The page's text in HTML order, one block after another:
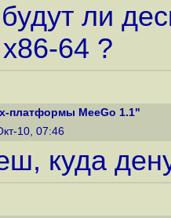
ли
64 ?
платформы MeeGo 1.1"
10, 07:46
куда